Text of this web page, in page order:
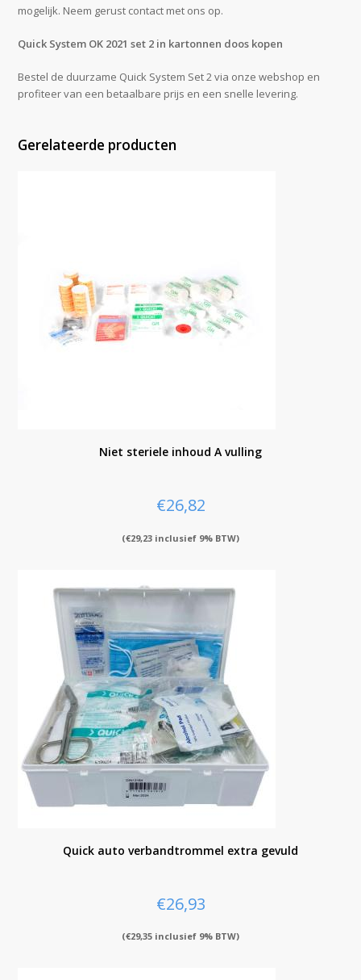
mogelijk. Neem gerust contact met ons op.
Quick System OK 2021 set 2 in kartonnen doos kopen
Bestel de duurzame Quick System Set 2 via onze webshop en
profiteer van een betaalbare prijs en een snelle levering.
Gerelateerde producten
Niet steriele inhoud A vulling
€26,82
(€29,23 inclusief 9% BTW)
Quick auto verbandtrommel extra gevuld
€26,93
(€29,35 inclusief 9% BTW)